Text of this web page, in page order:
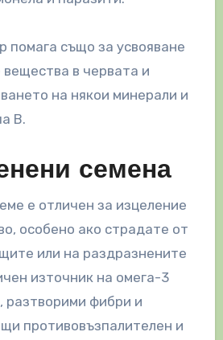
помага също за усвояване
в червата и
на някои минерали и
В.
семена
е отличен за изцеление
особено ако страдате от
или на раздразнените
източник на омега-3
разтворими фибри и
противовъзпалителен и